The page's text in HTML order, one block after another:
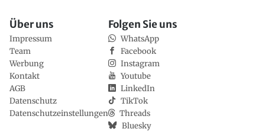
Über uns
Impressum
Team
Werbung
Kontakt
AGB
Datenschutz
Datenschutzeinstellungen
Folgen Sie uns
WhatsApp
Facebook
Instagram
Youtube
LinkedIn
TikTok
Threads
Bluesky